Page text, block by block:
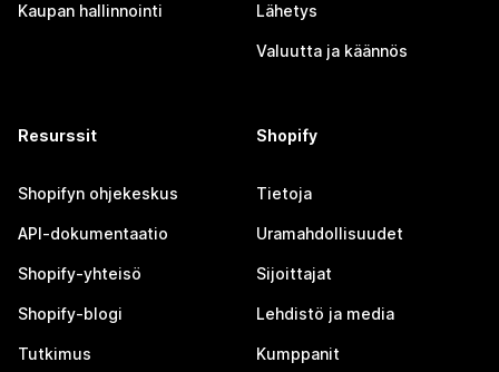
Kaupan hallinnointi Lähetys
Valuutta ja käännös
Resurssit
Shopifyn ohjekeskus
API-dokumentaatio
Shopify-yhteisö
Shopify-blogi
Tutkimus
Shopify
Tietoja
Uramahdollisuudet
Sijoittajat
Lehdistö ja media
Kumppanit